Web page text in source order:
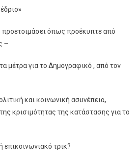
όπως προέκυπτε από
–
μέτρα για το Δημογραφικό , από τον
και κοινωνική ασυνέπεια,
κρισιμότητας της κατάστασης για το
επικοινωνιακό τρικ?